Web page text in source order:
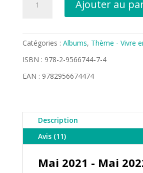
Macronie
-
Allan
Ajouter au
Catégories : Albums, Thème - Vivre
ISBN : 978-2-9566744-7-4
EAN : 9782956674474
Description
Avis (11)
Mai 2021 - Mai